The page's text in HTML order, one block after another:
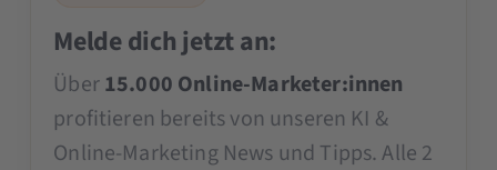
Melde dich jetzt an:
Über15.000 Online-Marketer:innen
profitieren bereits von unseren KI &
Online-Marketing News und Tipps. Alle 2